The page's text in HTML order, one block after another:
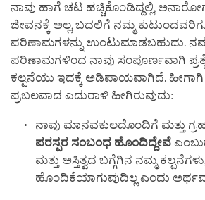
ನಾವು ಹಾಗೆ ಚಟ ಹಚ್ಚಿಕೊಂಡಿದ್ದಲ್ಲಿ,
ಜೀವನಕ್ಕೆ ಅಲ್ಲ, ಬದಲಿಗೆ ನಮ್ಮ
ಪರಿಣಾಮಗಳನ್ನು ಉಂಟುಮಾಡಬಹುದು.
ಪರಿಣಾಮಗಳಿಂದ ನಾವು ಸಂಪೂರ್ಣವಾಗಿ
ಕಲ್ಪನೆಯು ಇದಕ್ಕೆ ಅಡಿಪಾಯವಾಗಿದೆ.
ಪ್ರಬಲವಾದ ಎದುರಾಳಿ ಹೀಗಿರುವುದು:
ನಾವು ಮಾನವಕುಲದೊಂದಿಗೆ ಮತ್ತು
ಪರಸ್ಪರ ಸಂಬಂಧ ಹೊಂದಿದ್ದೇವೆ
ಮತ್ತು ಅಸ್ತಿತ್ವದ ಬಗ್ಗೆಗಿನ ನಮ್ಮ ಕಲ್ಪನೆಗಳು,
ಹೊಂದಿಕೆಯಾಗುವುದಿಲ್ಲ ಎಂದು